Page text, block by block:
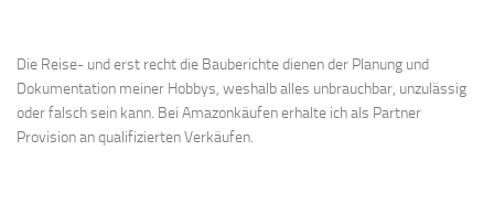
Die Reise- und erst recht die Bauberichte dienen der Planung und
Dokumentation meiner Hobbys, weshalb alles unbrauchbar, unzulässig
oder falsch sein kann. Bei Amazonkäufen erhalte ich als Partner
Provision an qualifizierten Verkäufen.